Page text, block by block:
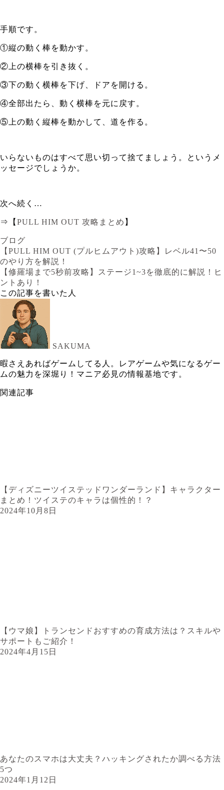
手順です。
①縦の動く棒を動かす。
②上の横棒を引き抜く。
③下の動く横棒を下げ、ドアを開ける。
④全部出たら、動く横棒を元に戻す。
⑤上の動く縦棒を動かして、道を作る。
いらないものはすべて思い切って捨てましょう。というメ
ッセージでしょうか。
次へ続く…
⇒【 PULL HIM OUT 攻略まとめ 】
ブログ
【PULL HIM OUT (プルヒムアウト)攻略】レベル41〜50
のやり方を解説！
【修羅場まで5秒前攻略】ステージ1~3を徹底的に解説！ヒ
ントあり！
この記事を書いた人
SAKUMA
暇さえあればゲームしてる人。レアゲームや気になるゲー
ムの魅力を深堀り！マニア必見の情報基地です。
関連記事
【ディズニーツイステッドワンダーランド】キャラクター
まとめ！ツイステのキャラは個性的！？
2024年10月8日
【ウマ娘】トランセンドおすすめの育成方法は？スキルや
サポートもご紹介！
2024年4月15日
あなたのスマホは大丈夫？ハッキングされたか調べる方法
5つ
2024年1月12日